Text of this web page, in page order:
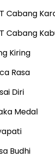
Cabang
Cabang
Kiring
Rasa
Diri
Medal
Budhi